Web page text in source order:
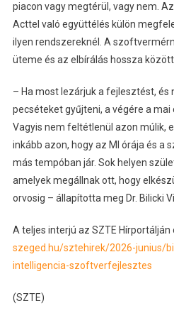
piacon vagy megtérül, vagy nem.
Acttel való együttélés külön
ilyen rendszereknél. A
üteme és az elbírálás hossza
– Ha most lezárjuk a fejlesztést, és
pecséteket gyűjteni, a végére a mai
Vagyis nem feltétlenül azon múlik,
inkább azon, hogy az MI órája és a
más tempóban jár. Sok helyen
amelyek megállnak ott, hogy
orvosig – állapította meg Dr. Bilicki
A teljes interjú az SZTE Hírportálján
szeged.hu/sztehirek/2026-junius/
intelligencia-szoftverfejlesztes
(SZTE)